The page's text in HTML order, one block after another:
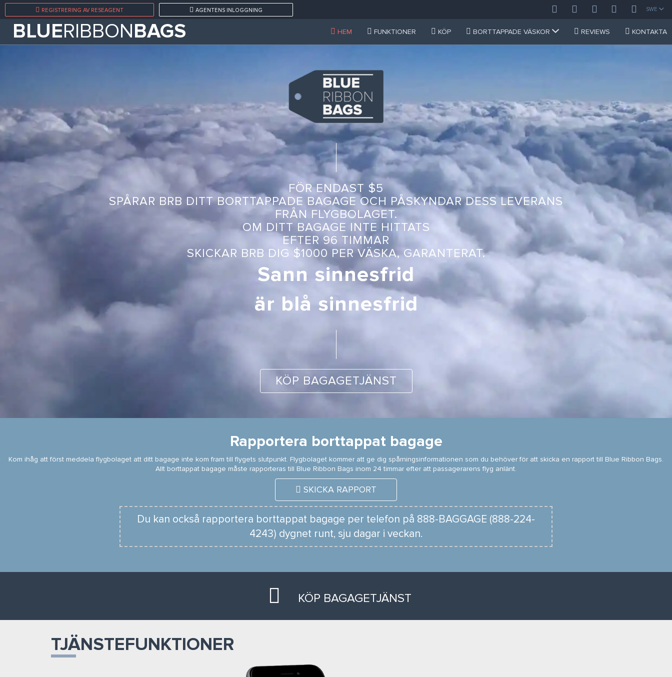
REGISTRERING AV RESEAGENT AGENTENS INLOGGNING SWE
BLUERIBBONBAGS HEM FUNKTIONER KÖP BORTTAPPADE VÄSKOR REVIEWS KONTAKTA
FÖR ENDAST $5
SPÅRAR BRB DITT BORTTAPPADE BAGAGE OCH PÅSKYNDAR DESS LEVERANS
FRÅN FLYGBOLAGET.
OM DITT BAGAGE INTE HITTATS
EFTER 96 TIMMAR
SKICKAR BRB DIG $1000 PER VÄSKA, GARANTERAT.
Sann sinnesfrid
är blå sinnesfrid
KÖP BAGAGETJÄNST
Rapportera borttappat bagage
Kom ihåg att först meddela flygbolaget att ditt bagage inte kom fram till flygets slutpunkt. Flygbolaget kommer att ge dig spårningsinformationen som du behöver för att skicka en rapport till Blue Ribbon Bags.
Allt borttappat bagage måste rapporteras till Blue Ribbon Bags inom 24 timmar efter att passagerarens flyg anlänt.
SKICKA RAPPORT
Du kan också rapportera borttappat bagage per telefon på 888-BAGGAGE (888-224-
4243) dygnet runt, sju dagar i veckan.
KÖP BAGAGETJÄNST
TJÄNSTEFUNKTIONER